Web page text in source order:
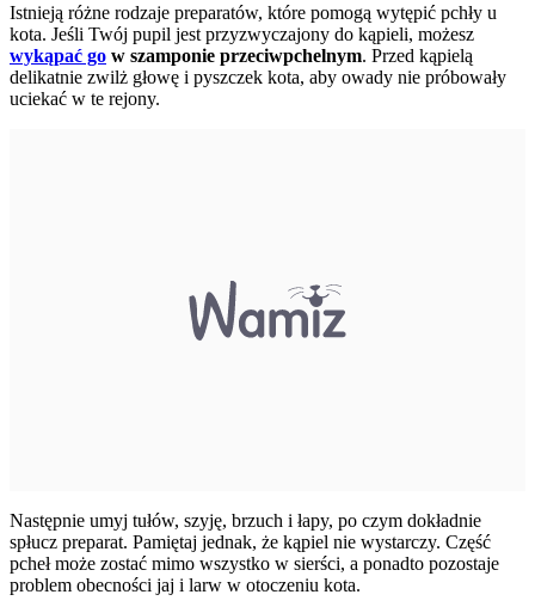
Istnieją różne rodzaje preparatów, które pomogą wytępić pchły u
kota. Jeśli Twój pupil jest przyzwyczajony do kąpieli, możesz
wykąpać go w szamponie przeciwpchelnym. Przed kąpielą
delikatnie zwilż głowę i pyszczek kota, aby owady nie próbowały
uciekać w te rejony.
Następnie umyj tułów, szyję, brzuch i łapy, po czym dokładnie
spłucz preparat. Pamiętaj jednak, że kąpiel nie wystarczy. Część
pcheł może zostać mimo wszystko w sierści, a ponadto pozostaje
problem obecności jaj i larw w otoczeniu kota.